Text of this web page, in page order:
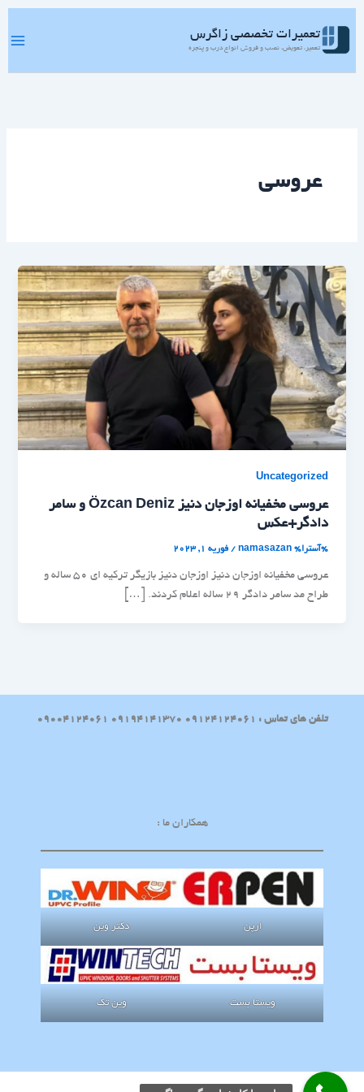
پرش
محتوا
تعمیرات تخصصی زاگرس
تعمیر، تعویض، نصب و فروش انواع درب و پنجره
عروسی
Uncategorized
عروسی مخفیانه اوزجان دنیز Özcan Deniz و سامر
دادگر+عکس
%آسترا% namasazan
/فوریه 1, 2023
عروسی مخفیانه اوزجان دنیز اوزجان دنیز بازیگر ترکیه ای 50 ساله و
طراح مد سامر دادگر 29 ساله اعلام کردند. […]
تلفن های تماس : 09124124061 09194141370 09004124061
همکاران ما :
ارپن دکتر وین
ویستا بست وین تک